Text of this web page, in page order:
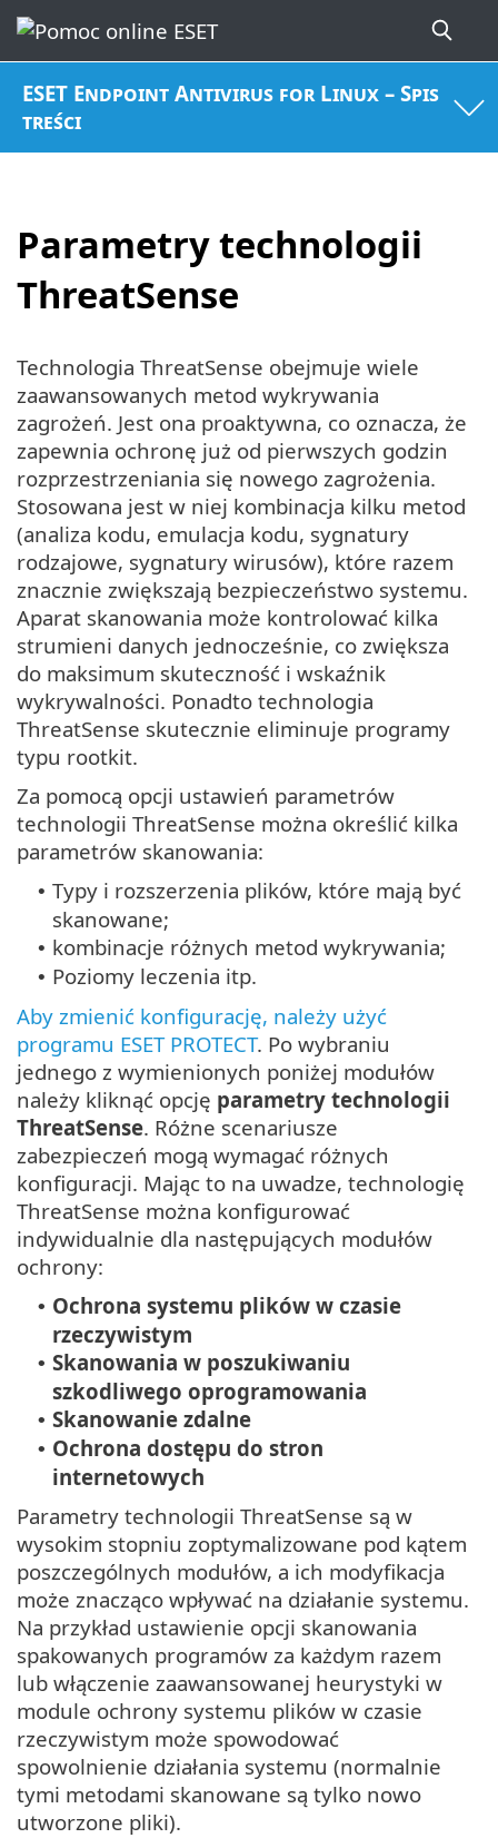
ESET Endpoint Antivirus for Linux – Spis
treści
Parametry technologii
ThreatSense
Technologia ThreatSense obejmuje wiele
zaawansowanych metod wykrywania
zagrożeń. Jest ona proaktywna, co oznacza, że
zapewnia ochronę już od pierwszych godzin
rozprzestrzeniania się nowego zagrożenia.
Stosowana jest w niej kombinacja kilku metod
(analiza kodu, emulacja kodu, sygnatury
rodzajowe, sygnatury wirusów), które razem
znacznie zwiększają bezpieczeństwo systemu.
Aparat skanowania może kontrolować kilka
strumieni danych jednocześnie, co zwiększa
do maksimum skuteczność i wskaźnik
wykrywalności. Ponadto technologia
ThreatSense skutecznie eliminuje programy
typu rootkit.
Za pomocą opcji ustawień parametrów
technologii ThreatSense można określić kilka
parametrów skanowania:
• Typy i rozszerzenia plików, które mają być
skanowane;
• kombinacje różnych metod wykrywania;
• Poziomy leczenia itp.
Aby zmienić konfigurację, należy użyć
programu ESET PROTECT. Po wybraniu
jednego z wymienionych poniżej modułów
należy kliknąć opcję parametry technologii
ThreatSense. Różne scenariusze
zabezpieczeń mogą wymagać różnych
konfiguracji. Mając to na uwadze, technologię
ThreatSense można konfigurować
indywidualnie dla następujących modułów
ochrony:
• Ochrona systemu plików w czasie
rzeczywistym
• Skanowania w poszukiwaniu
szkodliwego oprogramowania
• Skanowanie zdalne
• Ochrona dostępu do stron
internetowych
Parametry technologii ThreatSense są w
wysokim stopniu zoptymalizowane pod kątem
poszczególnych modułów, a ich modyfikacja
może znacząco wpływać na działanie systemu.
Na przykład ustawienie opcji skanowania
spakowanych programów za każdym razem
lub włączenie zaawansowanej heurystyki w
module ochrony systemu plików w czasie
rzeczywistym może spowodować
spowolnienie działania systemu (normalnie
tymi metodami skanowane są tylko nowo
utworzone pliki).